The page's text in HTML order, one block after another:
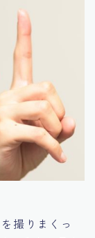
撮りまくっ